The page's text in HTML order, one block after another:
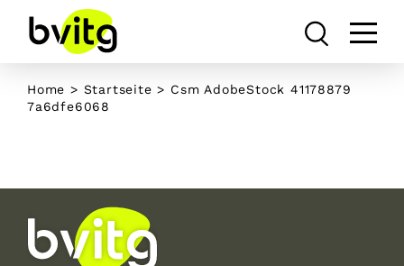
content
Home > Startseite > Csm AdobeStock 41178879
7a6dfe6068